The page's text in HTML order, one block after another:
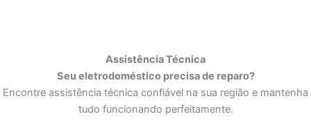
Assistência Técnica
Seu eletrodoméstico precisa de reparo?
Encontre assistência técnica confiável na sua região e mantenha
tudo funcionando perfeitamente.